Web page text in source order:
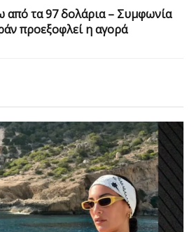
από τα 97 δολάρια – Συμφωνία
προεξοφλεί η αγορά